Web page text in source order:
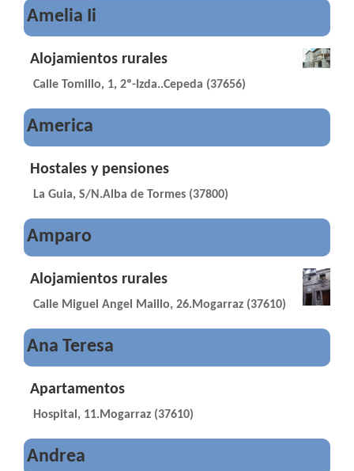
Amelia Ii
Alojamientos rurales
Calle Tomillo, 1, 2º-Izda..Cepeda (37656)
America
Hostales y pensiones
La Guia, S/N.Alba de Tormes (37800)
Amparo
Alojamientos rurales
Calle Miguel Angel Maillo, 26.Mogarraz (37610)
Ana Teresa
Apartamentos
Hospital, 11.Mogarraz (37610)
Andrea